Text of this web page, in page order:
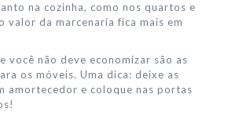
na cozinha, como nos quartos e
valor da marcenaria fica mais em
você não deve economizar são as
os móveis. Uma dica: deixe as
amortecedor e coloque nas portas